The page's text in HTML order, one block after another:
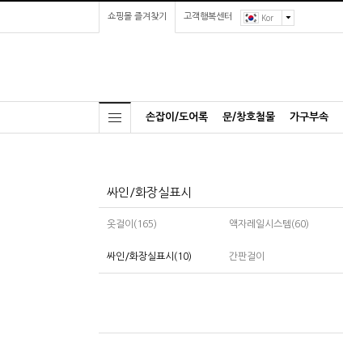
쇼핑몰 즐겨찾기 고객행복센터 Kor
손잡이/도어록 문/창호철물 가구부속
싸인/화장실표시
옷걸이(165) 액자레일시스템(60)
싸인/화장실표시(10) 간판걸이